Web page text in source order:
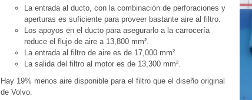
La entrada al ducto, con la combinación de perforaciones y
aperturas es suficiente para proveer bastante aire al filtro.
Los apoyos en el ducto para asegurarlo a la carrocería
reduce el flujo de aire a 13,800 mm².
La entrada al filtro de aire es de 17,000 mm².
La salida del filtro al motor es de 13,300 mm².
Hay 19% menos aire disponible para el filtro que el diseño original
de Volvo.